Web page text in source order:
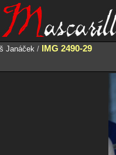
Janáček / IMG 2490-29